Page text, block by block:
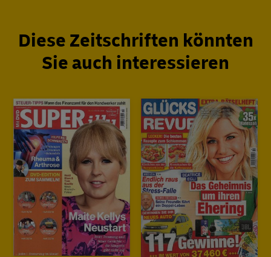
Diese Zeitschriften könnten
Sie auch interessieren